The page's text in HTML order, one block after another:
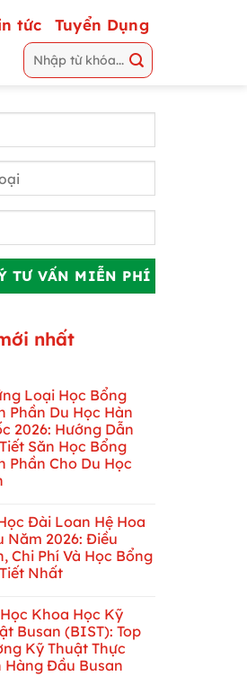
tức Tuyển Dụng
nhất
Loại Học Bổng
Phần Du Học Hàn
2026: Hướng Dẫn
Săn Học Bổng
Phần Cho Du Học
Đài Loan Hệ Hoa
Năm 2026: Điều
Chi Phí Và Học Bổng
Nhất
Khoa Học Kỹ
Busan (BIST): Top
Kỹ Thuật Thực
Hàng Đầu Busan